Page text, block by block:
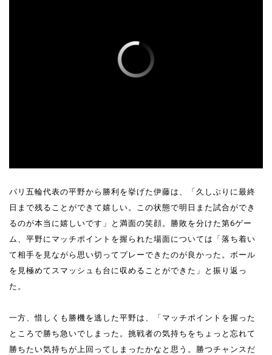
パリ五輪代表の平野から勝利を挙げた伊藤は、「久しぶりに最終
日まで残ることができて嬉しい。この状態で明日また試合ができ
るのが本当に嬉しいです」と満面の笑顔。勝敗を分けた第6ゲー
ム、平野にマッチポイントを握られた場面については「落ち着い
て相手を見ながら思い切ってプレーできたのが良かった。ボール
を見極めてスマッシュも台に収めることができた」と振り返っ
た。
一方、惜しくも勝機を逃した平野は、「マッチポイントを握った
ところで勝ち急いでしまった。挑戦者の気持ちをちょっと忘れて
勝ちたい気持ちが上回ってしまったかなと思う。勝つチャンスだ